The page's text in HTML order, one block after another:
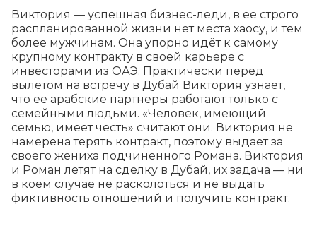
Виктория — успешная бизнес-леди, в ее строго
распланированной жизни нет места хаосу, и тем
более мужчинам. Она упорно идёт к самому
крупному контракту в своей карьере с
инвесторами из ОАЭ. Практически перед
вылетом на встречу в Дубай Виктория узнает,
что ее арабские партнеры работают только с
семейными людьми. «Человек, имеющий
семью, имеет честь» считают они. Виктория не
намерена терять контракт, поэтому выдает за
своего жениха подчиненного Романа. Виктория
и Роман летят на сделку в Дубай, их задача — ни
в коем случае не расколоться и не выдать
фиктивность отношений и получить контракт.